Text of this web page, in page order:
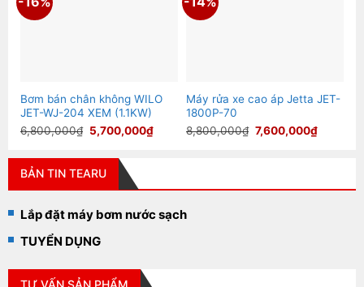
Bơm bán chân không WILO
JET-WJ-204 XEM (1.1KW)
6,800,000₫ Giá
gốc
6,800,000₫.
5,700,000₫Giá
Máy rửa xe cao áp Jetta JET-
1800P-70
8,800,000₫ Giá
gốc
7,600,000₫Giá
BẢN TIN TEARU
Lắp đặt máy bơm nước sạch
TUYỂN DỤNG